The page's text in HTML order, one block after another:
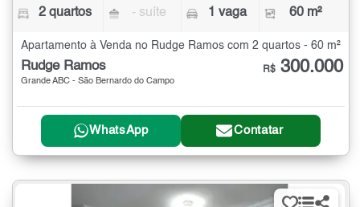
2 quartos - suíte 1 vaga 60 m²
Apartamento à Venda no Rudge Ramos com 2 quartos - 60 m²
Rudge Ramos
Grande ABC - São Bernardo do Campo
R$ 300.000
WhatsApp Contatar